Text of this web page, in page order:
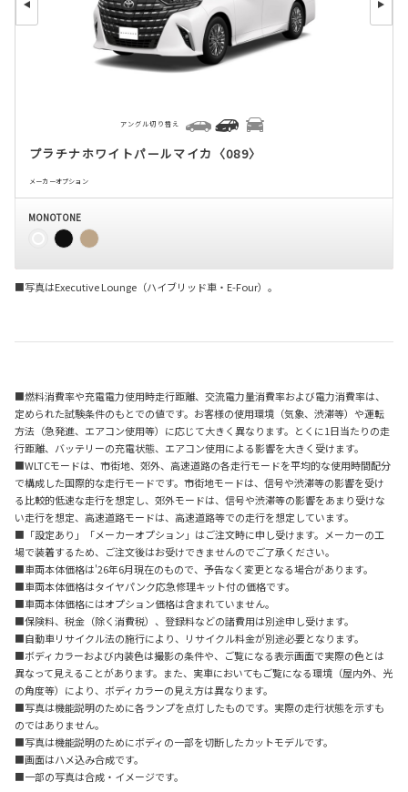
プラチナホワイトパールマイカ〈089〉
メーカーオプション
アングル切り替え
MONOTONE
■写真はExecutive Lounge（ハイブリッド車・E-Four）。
■燃料消費率や充電電力使用時走行距離、交流電力量消費率および電力消費率は、
定められた試験条件のもとでの値です。お客様の使用環境（気象、渋滞等）や運転
方法（急発進、エアコン使用等）に応じて大きく異なります。とくに1日当たりの走
行距離、バッテリーの充電状態、エアコン使用による影響を大きく受けます。
■WLTCモードは、市街地、郊外、高速道路の各走行モードを平均的な使用時間配分
で構成した国際的な走行モードです。市街地モードは、信号や渋滞等の影響を受け
る比較的低速な走行を想定し、郊外モードは、信号や渋滞等の影響をあまり受けな
い走行を想定、高速道路モードは、高速道路等での走行を想定しています。
■「設定あり」「メーカーオプション」はご注文時に申し受けます。メーカーの工
場で装着するため、ご注文後はお受けできませんのでご了承ください。
■車両本体価格は'26年6月現在のもので、予告なく変更となる場合があります。
■車両本体価格はタイヤパンク応急修理キット付の価格です。
■車両本体価格にはオプション価格は含まれていません。
■保険料、税金（除く消費税）、登録料などの諸費用は別途申し受けます。
■自動車リサイクル法の施行により、リサイクル料金が別途必要となります。
■ボディカラーおよび内装色は撮影の条件や、ご覧になる表示画面で実際の色とは
異なって見えることがあります。また、実車においてもご覧になる環境（屋内外、光
の角度等）により、ボディカラーの見え方は異なります。
■写真は機能説明のために各ランプを点灯したものです。実際の走行状態を示すも
のではありません。
■写真は機能説明のためにボディの一部を切断したカットモデルです。
■画面はハメ込み合成です。
■一部の写真は合成・イメージです。